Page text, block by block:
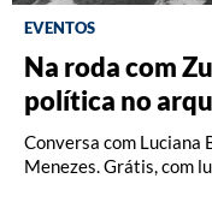
EVENTOS
Na roda com
política no
Conversa com Luciana
Menezes. Grátis, com
Videoarte
práticas e
Conversa com Horrana
AGORA: práticas e
Fotografia:
(2026)
Oficina com Celina